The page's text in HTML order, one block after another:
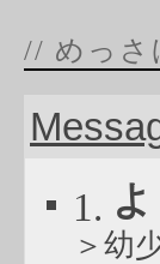
// めっさ
1.
＞幼